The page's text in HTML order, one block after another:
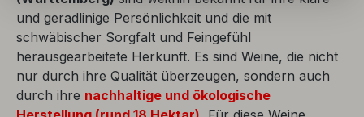
und geradlinige Persönlichkeit und die mit
schwäbischer Sorgfalt und Feingefühl
herausgearbeitete Herkunft. Es sind Weine, die nicht
nur durch ihre Qualität überzeugen, sondern auch
durch ihre nachhaltige und ökologische